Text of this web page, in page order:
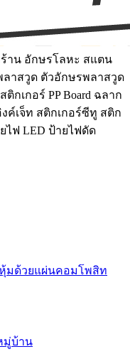
าน อักษรโลหะ สแตน
ลาสวูด ตัวอักษรพลาสวูด
กเกอร์ PP Board ฉลาก
ค์เจ็ท สติกเกอร์ซีทู สติก
ไฟ LED ป้ายไฟดัด
มด้วยแผ่นคอมโพสิท
มู่บ้าน